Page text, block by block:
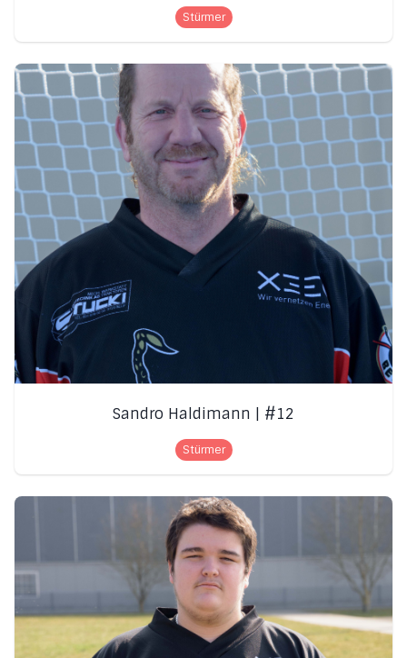
Stürmer
Sandro Haldimann | #12
Stürmer